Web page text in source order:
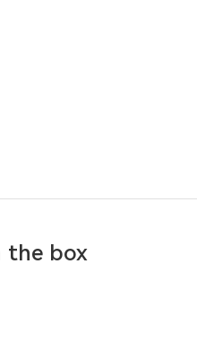
the box